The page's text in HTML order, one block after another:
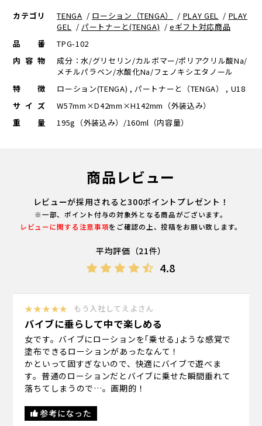
カテゴリ TENGA / ローション（TENGA） / PLAY GEL / PLAY
GEL / パートナーと(TENGA) /eギフト対応商品
品番
TPG-102
内容物
成分：水/グリセリン/カルボマー/ポリアクリル酸Na/
メチルパラベン/水酸化Na/フェノキシエタノール
特徴
ローション(TENGA) , パートナーと（TENGA） , U18
サイズ
W57mm×D42mm×H142mm（外装込み）
重量
195g（外装込み）/160ml（内容量）
商品レビュー
レビューが採用されると300ポイントプレゼント！
※一部、ポイント付与の対象外となる商品がございます。
レビューに関する注意事項をご確認の上、投稿をお願い致します。
平均評価（21件）
4.8
★★★★★ もう入社してえよさん
バイブに垂らして中で楽しめる
女です。バイブにローションを｢乗せる｣ような感覚で
塗布できるローションがあったなんて！
かといって固すぎないので、快適にバイブで遊べま
す。普通のローションだとバイブに乗せた瞬間垂れて
落ちてしまうので…。画期的！
参考になった